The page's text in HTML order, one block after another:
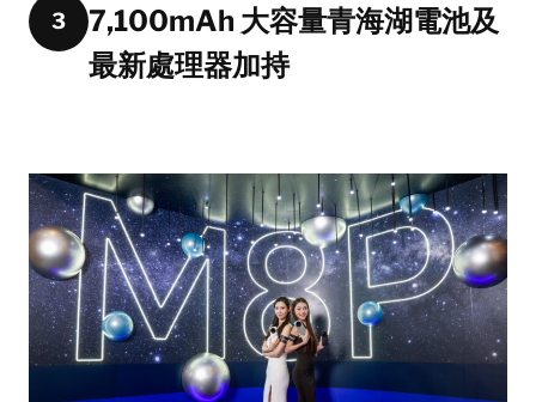
3
7,100mAh 大容量青海湖電池及
最新處理器加持